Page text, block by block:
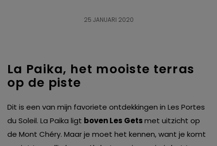
25 JANUARI 2020
La Paika, het mooiste terras
op de piste
Dit is een van mijn favoriete ontdekkingen in Les Portes
du Soleil. La Paika ligt boven Les Getsmet uitzicht op
de Mont Chéry. Maar je moet het kennen, want je komt